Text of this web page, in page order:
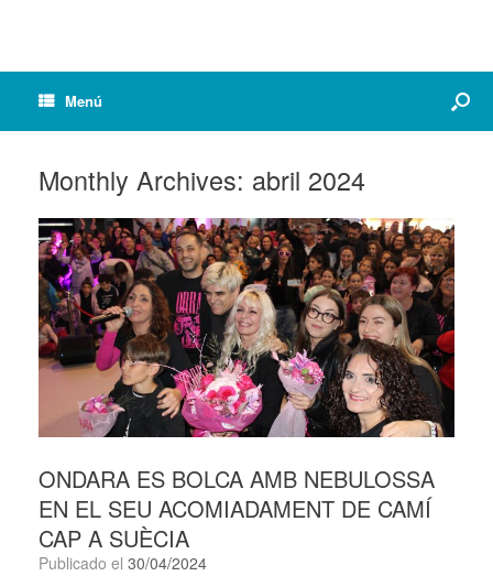
Menú
Monthly Archives: abril 2024
ONDARA ES BOLCA AMB NEBULOSSA
EN EL SEU ACOMIADAMENT DE CAMÍ
CAP A SUÈCIA
Publicado el 30/04/2024